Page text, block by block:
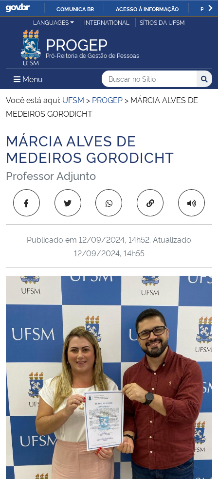
IR
COMUNICA BR ACESSO À INFORMAÇÃO
Ministério da Justiça e Segurança Pública
Ministério da Defesa
Ministério das Relações Exteriores
Ministério da Infraestrutura
Ministério da Agricultura, Pecuária e Abastecimento
Ministério da Educação
Ministério da Cidadania
Ministério de Minas e Energia
Ministério da Ciência, Tecnologia, Inovações e Comunicações
Ministério do Meio Ambiente
Ministério do Desenvolvimento Regional
Controladoria-Geral da União
Ministério da Mulher, da Família e dos Direitos Humanos
Secretaria-Geral
LANGUAGES INTERNATIONAL SÍTIOS DA UFSM
PROGEP
Pró-Reitoria de Gestão de Pessoas
Menu Menu Principal do Sítio
Busca
Buscar no no Sítio
Busca:
Você está aqui: UFSM > PROGEP > MÁRCIA ALVES DE
MEDEIROS GORODICHT
Início do conteúdo
MÁRCIA ALVES DE
MEDEIROS GORODICHT
Professor Adjunto
Copiar para área
Publicado em 12/09/2024, 14h52. Atualizado
12/09/2024, 14h55